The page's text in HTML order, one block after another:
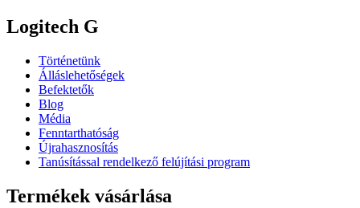
Logitech G
Történetünk
Álláslehetőségek
Befektetők
Blog
Média
Fenntarthatóság
Újrahasznosítás
Tanúsítással rendelkező felújítási program
Termékek vásárlása